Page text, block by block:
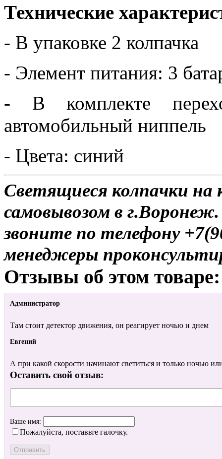
Технические
- В упаковке 2 колпачка
- Элемент питания: 3
- В комплекте
автомобильный ниппель
- Цвета: синий
Светящиеся колпачки на
самовывозом в
звоните по телефону
менеджеры
Отзывы об этом товаре:
Администратор
Там стоит детектор движения, он реагирует ночью и днем
Евгений
А при какой скорости начинают светиться и только ночью
Оставить свой отзыв:
Ваше имя:
Пожалуйста, поставьте галочку.